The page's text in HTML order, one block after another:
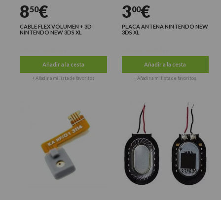
850€
CABLE FLEX VOLUMEN + 3D
NINTENDO NEW 3DS XL
Añadir a la cesta
+ Añadir a mi lista de favoritos
300€
PLACA ANTENA NINTENDO NEW
3DS XL
Añadir a la cesta
+ Añadir a mi lista de favoritos